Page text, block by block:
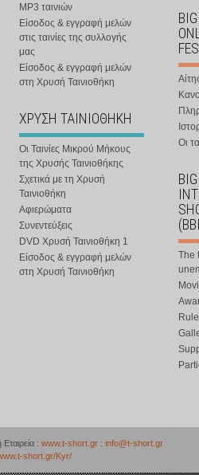
MP3 ταινιών
Είσοδος & εγγραφή μελών
στις ταινίες της συλλογής
μας
Είσοδος & εγγραφή μελών
στη Χρυσή Ταινιοθήκη
ΧΡΥΣΗ ΤΑΙΝΙΟΘΗΚΗ
Οι Ταινίες Μικρού Μήκους
της Χρυσής Ταινιοθήκης
Σχετικά με τη Χρυσή
Ταινιοθήκη
Αφιερώματα
Συνεντεύξεις
DVD Χρυσή Ταινιοθήκη 1
Είσοδος & εγγραφή μελών
στη Χρυσή Ταινιοθήκη
Οι
The
: www.t-short.gr : info@t-short.gr
short.gr/Kyr/